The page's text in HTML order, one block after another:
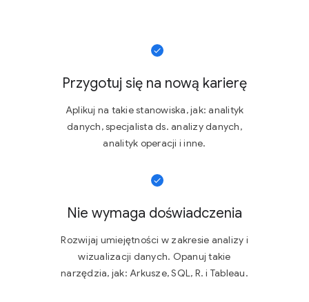
Przygotuj się na nową karierę
Aplikuj na takie stanowiska, jak: analityk
danych, specjalista ds. analizy danych,
analityk operacji i inne.
Nie wymaga doświadczenia
Rozwijaj umiejętności w zakresie analizy i
wizualizacji danych. Opanuj takie
narzędzia, jak: Arkusze, SQL, R. i Tableau.